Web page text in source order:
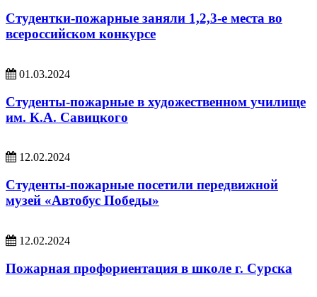
Студентки-пожарные заняли 1,2,3-е места во
всероссийском конкурсе
01.03.2024
Студенты-пожарные в художественном училище
им. К.А. Савицкого
12.02.2024
Студенты-пожарные посетили передвижной
музей «Автобус Победы»
12.02.2024
Пожарная профориентация в школе г. Сурска